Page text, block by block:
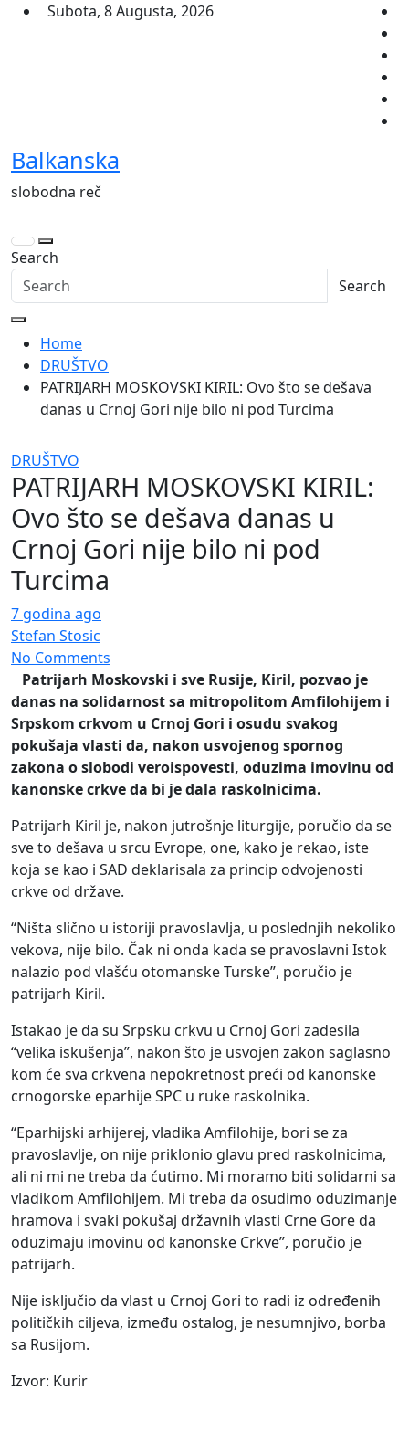
Skip
Subota, 8 Augusta, 2026
Balkanska
slobodna reč
Search
Search
Home
DRUŠTVO
PATRIJARH MOSKOVSKI KIRIL: Ovo što se dešava
danas u Crnoj Gori nije bilo ni pod Turcima
DRUŠTVO
PATRIJARH MOSKOVSKI KIRIL:
Ovo što se dešava danas u
Crnoj Gori nije bilo ni pod
Turcima
7 godina ago
Stefan Stosic
No Comments
Patrijarh Moskovski i sve Rusije, Kiril, pozvao je
danas na solidarnost sa mitropolitom Amfilohijem i
Srpskom crkvom u Crnoj Gori i osudu svakog
pokušaja vlasti da, nakon usvojenog spornog
zakona o slobodi veroispovesti, oduzima imovinu od
kanonske crkve da bi je dala raskolnicima.
Patrijarh Kiril je, nakon jutrošnje liturgije, poručio da se
sve to dešava u srcu Evrope, one, kako je rekao, iste
koja se kao i SAD deklarisala za princip odvojenosti
crkve od države.
“Ništa slično u istoriji pravoslavlja, u poslednjih nekoliko
vekova, nije bilo. Čak ni onda kada se pravoslavni Istok
nalazio pod vlašću otomanske Turske”, poručio je
patrijarh Kiril.
Istakao je da su Srpsku crkvu u Crnoj Gori zadesila
“velika iskušenja”, nakon što je usvojen zakon saglasno
kom će sva crkvena nepokretnost preći od kanonske
crnogorske eparhije SPC u ruke raskolnika.
“Eparhijski arhijerej, vladika Amfilohije, bori se za
pravoslavlje, on nije priklonio glavu pred raskolnicima,
ali ni mi ne treba da ćutimo. Mi moramo biti solidarni sa
vladikom Amfilohijem. Mi treba da osudimo oduzimanje
hramova i svaki pokušaj državnih vlasti Crne Gore da
oduzimaju imovinu od kanonske Crkve”, poručio je
patrijarh.
Nije isključio da vlast u Crnoj Gori to radi iz određenih
političkih ciljeva, između ostalog, je nesumnjivo, borba
sa Rusijom.
Izvor: Kurir